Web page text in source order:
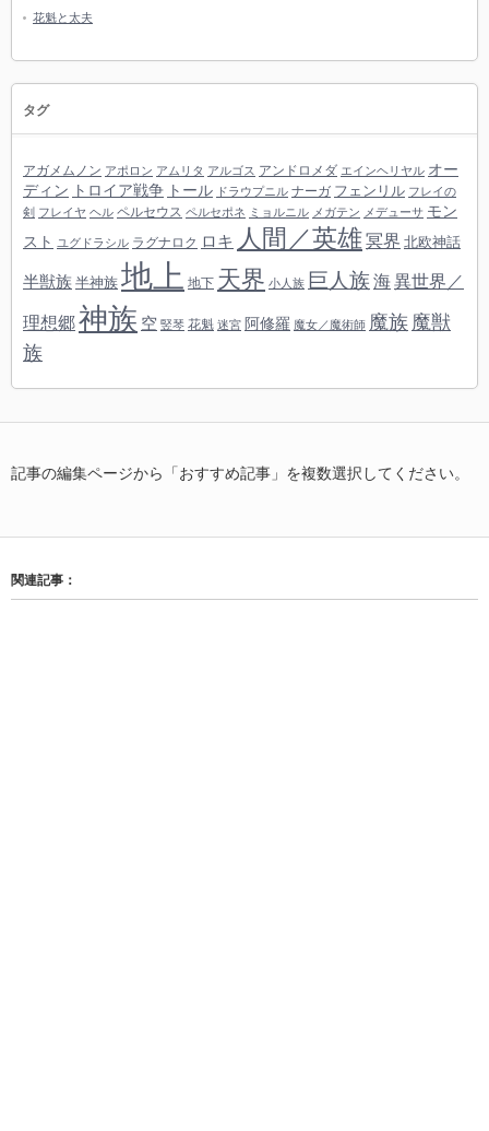
花魁と太夫
タグ
アガメムノン アポロン アムリタ アルゴス アンドロメダ エインヘリヤル オー
ディン トロイア戦争 トール ドラウプニル ナーガ フェンリル フレイの
剣 フレイヤ ヘル ペルセウス ペルセポネ ミョルニル メガテン メデューサ モン
スト
ユグドラシル ラグナロク ロキ 人間／英雄冥界 北欧神話
半獣族 半神族 地上 地下 天界 小人族 巨人族 海異世界／
理想郷神族 空 竪琴 花魁 迷宮 阿修羅 魔女／魔術師 魔族 魔獣
族
記事の編集ページから「おすすめ記事」を複数選択してください。
関連記事：